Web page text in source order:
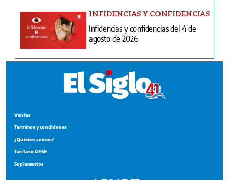
INFIDENCIAS Y CONFIDENCIAS
Infidencias y confidencias del 4 de
agosto de 2026
Ventas
Terminos y condiciones
¿Quiénes somos?
Tarifario GESE
Suplementos